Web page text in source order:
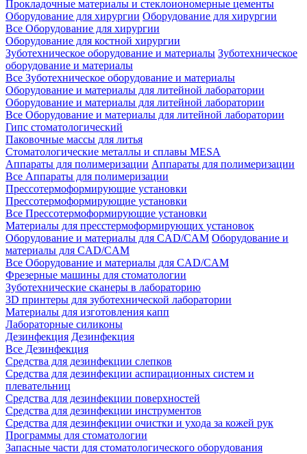
Прокладочные материалы и стеклоиономерные цементы
Оборудование для хирургии Оборудование для хирургии
Все Оборудование для хирургии
Оборудование для костной хирургии
Зуботехническое оборудование и материалы Зуботехническое
оборудование и материалы
Все Зуботехническое оборудование и материалы
Оборудование и материалы для литейной лаборатории
Оборудование и материалы для литейной лаборатории
Все Оборудование и материалы для литейной лаборатории
Гипс стоматологический
Паковочные массы для литья
Стоматологические металлы и сплавы MESA
Аппараты для полимеризации Аппараты для полимеризации
Все Аппараты для полимеризации
Прессотермоформирующие установки
Прессотермоформирующие установки
Все Прессотермоформирующие установки
Материалы для пресстермоформирующих установок
Оборудование и материалы для CAD/CAM Оборудование и
материалы для CAD/CAM
Все Оборудование и материалы для CAD/CAM
Фрезерные машины для стоматологии
Зуботехнические сканеры в лабораторию
3D принтеры для зуботехнической лаборатории
Материалы для изготовления капп
Лабораторные силиконы
Дезинфекция Дезинфекция
Все Дезинфекция
Средства для дезинфекции слепков
Средства для дезинфекции аспирационных систем и
плевательниц
Средства для дезинфекции поверхностей
Средства для дезинфекции инструментов
Средства для дезинфекции очистки и ухода за кожей рук
Программы для стоматологии
Запасные части для стоматологического оборудования